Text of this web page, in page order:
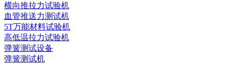
横向推拉力试验机
血管推送力测试机
5T万能材料试验机
高低温拉力试验机
弹簧测试设备
弹簧测试机